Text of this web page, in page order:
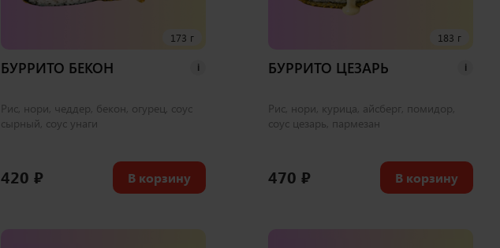
173 г
БУРРИТО БЕКОН i
Рис, нори, чеддер, бекон, огурец, соус
сырный, соус унаги
420₽ В корзину
183 г
БУРРИТО ЦЕЗАРЬ i
Рис, нори, курица, айсберг, помидор,
соус цезарь, пармезан
470₽ В корзину